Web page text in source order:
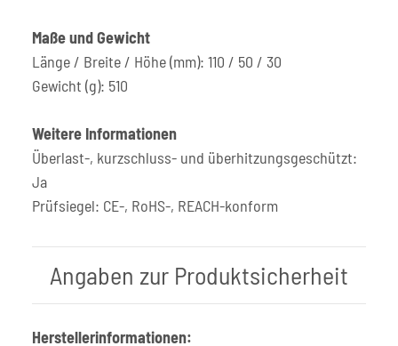
Maße und Gewicht
Länge / Breite / Höhe (mm): 110 / 50 / 30
Gewicht (g): 510
Weitere Informationen
Überlast-, kurzschluss- und überhitzungsgeschützt:
Ja
Prüfsiegel: CE-, RoHS-, REACH-konform
Angaben zur Produktsicherheit
Herstellerinformationen: